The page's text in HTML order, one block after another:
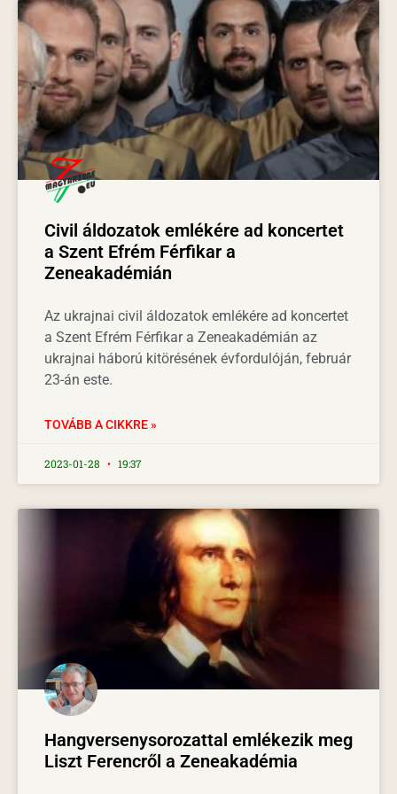
Civil áldozatok emlékére ad koncertet
a Szent Efrém Férfikar a
Zeneakadémián
Az ukrajnai civil áldozatok emlékére ad koncertet
a Szent Efrém Férfikar a Zeneakadémián az
ukrajnai háború kitörésének évfordulóján, február
23-án este.
TOVÁBB A CIKKRE »
2023-01-28 19:37
Hangversenysorozattal emlékezik meg
Liszt Ferencről a Zeneakadémia